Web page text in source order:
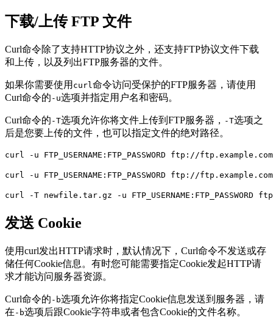
下载/上传 FTP 文件
Curl命令除了支持HTTP协议之外，还支持FTP协议文件下载
和上传，以及列出FTP服务器的文件。
如果你需要使用 curl 命令访问受保护的FTP服务器，请使用
Curl命令的 -u选项并指定用户名和密码。
Curl命令的 -T选项允许你将文件上传到FTP服务器， -T选项之
后是您要上传的文件，也可以指定文件的绝对路径。
curl -u FTP_USERNAME:FTP_PASSWORD ftp://
curl -u FTP_USERNAME:FTP_PASSWORD ftp://
curl -T newfile.tar.gz -u FTP_USERNAME:FTP_PASSWORD
发送 Cookie
使用curl发出HTTP请求时，默认情况下，Curl命令不发送或存
储任何Cookie信息。有时您可能需要指定Cookie发起HTTP请
求才能访问服务器资源。
Curl命令的 -b选项允许你将指定Cookie信息发送到服务器，请
在 -b选项后跟Cookie字符串或者包含Cookie的文件名称。